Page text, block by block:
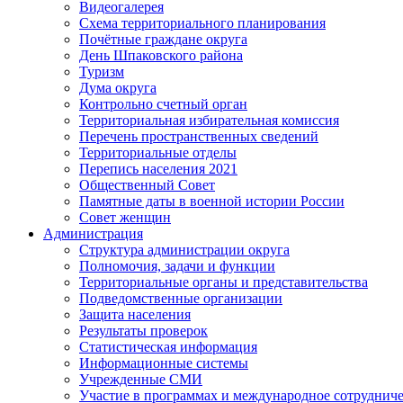
Видеогалерея
Схема территориального планирования
Почётные граждане округа
День Шпаковского района
Туризм
Дума округа
Контрольно счетный орган
Территориальная избирательная комиссия
Перечень пространственных сведений
Территориальные отделы
Перепись населения 2021
Общественный Совет
Памятные даты в военной истории России
Совет женщин
Администрация
Структура администрации округа
Полномочия, задачи и функции
Территориальные органы и представительства
Подведомственные организации
Защита населения
Результаты проверок
Статистическая информация
Информационные системы
Учрежденные СМИ
Участие в программах и международное